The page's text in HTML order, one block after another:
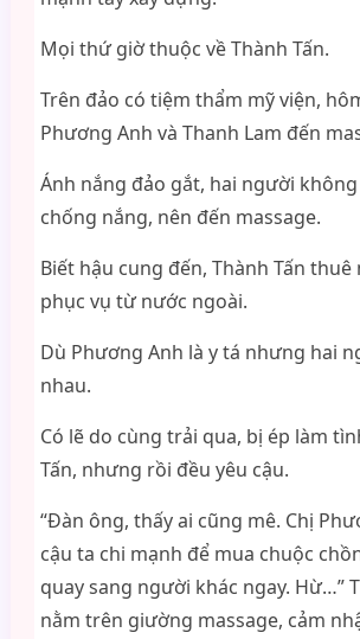
Mọi thứ giờ thuộc về Thành Tấn.
Trên đảo có tiệm thẩm mỹ viện,
Phương Anh và Thanh Lam đến
Ánh nắng đảo gắt, hai người
chống nắng, nên đến massage.
Biết hậu cung đến, Thành Tấn thuê
phục vụ từ nước ngoài.
Dù Phương Anh là y tá nhưng hai
nhau.
Có lẽ do cùng trải qua, bị ép làm
Tấn, nhưng rồi đều yêu cậu.
“Đàn ông, thấy ai cũng mê. Chị
cậu ta chi mạnh để mua chuộc
quay sang người khác ngay. Hừ…”
nằm trên giường massage, cảm